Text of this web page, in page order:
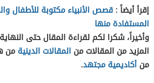
إقرأ أيضاً :قصص الأنبياء مكتوبة للأطفال
المستفادة منها
وأخيراً، شكرا لكم لقراءة المقال حتى
المزيد من المقالات من المقالات الدينيةمن
منأكاديمية مجتهد.